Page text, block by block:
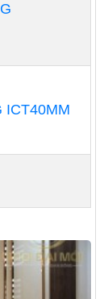
ICT40MM